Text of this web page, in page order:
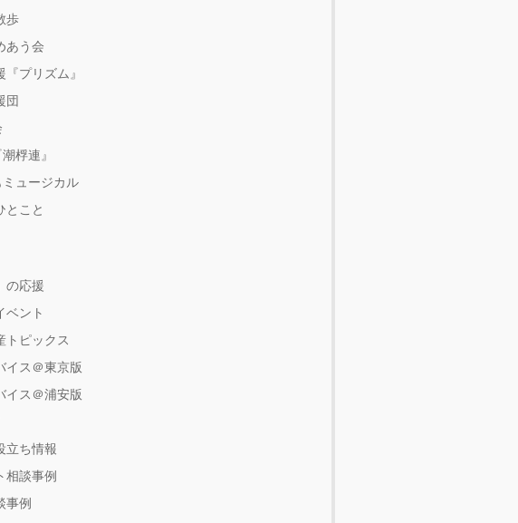
歩
あう会
プリズム』
団
桴連』
ュージカル
とこと
の応援
ベント
トピックス
イス＠東京版
イス＠浦安版
立ち情報
相談事例
事例